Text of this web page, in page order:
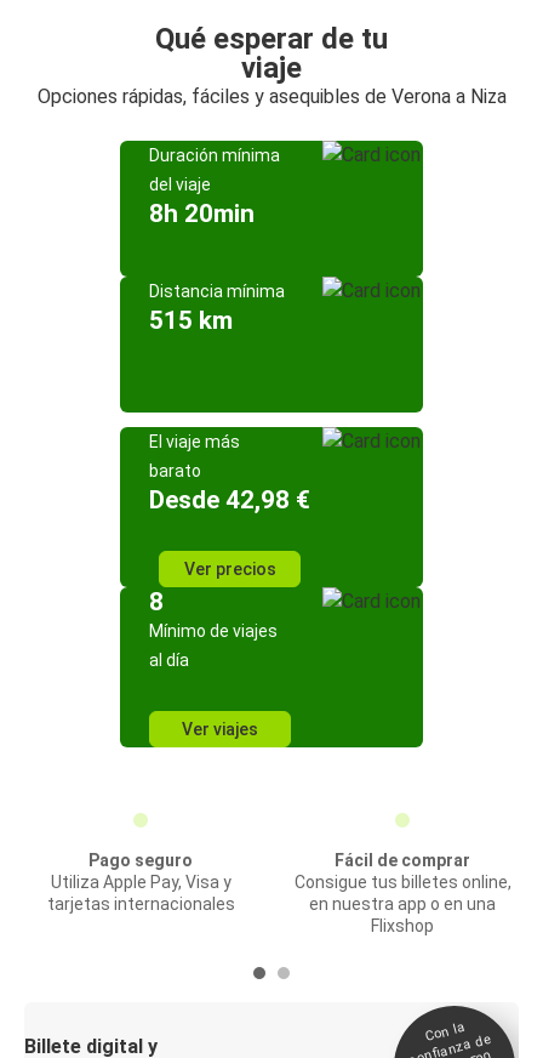
Qué esperar de tu
viaje
Opciones rápidas, fáciles y asequibles de Verona a Niza
Duración mínima
del viaje
8h 20min
Distancia mínima
515 km
El viaje más
barato
Desde 42,98 €
Ver precios
8
Mínimo de viajes
al día
Ver viajes
Pago seguro
Utiliza Apple Pay, Visa y
tarjetas internacionales
Fácil de comprar
Consigue tus billetes online,
en nuestra app o en una
Flixshop
Billete digital y
Con la
confianza de